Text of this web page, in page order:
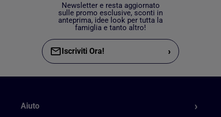
Newsletter e resta aggiornato
sulle promo esclusive, sconti in
anteprima, idee look per tutta la
famiglia e tanto altro!
Iscriviti Ora! ›
Aiuto